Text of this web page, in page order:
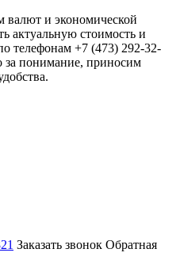
валют и экономической
актуальную стоимость и
телефонам +7 (473) 292-32-
за понимание, приносим
Заказать звонок Обратная